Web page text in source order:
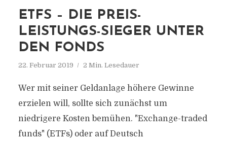
ETFS – DIE PREIS-
LEISTUNGS-SIEGER UNTER
DEN FONDS
22. Februar 2019 2 Min. Lesedauer
Wer mit seiner Geldanlage höhere Gewinne
erzielen will, sollte sich zunächst um
niedrigere Kosten bemühen. "Exchange-traded
funds" (ETFs) oder auf Deutsch